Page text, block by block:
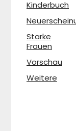
Kinderbuch
Starke
Frauen
Vorschau
Weitere